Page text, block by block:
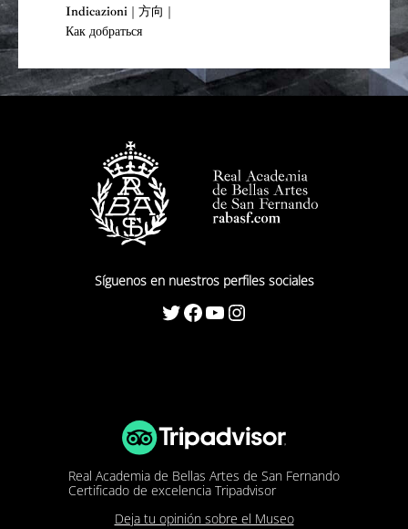
Indicazioni | 方向 |
Как добраться
Síguenos en nuestros perfiles sociales
Twitter Facebook YouTube Instagram
Real Academia de Bellas Artes de San Fernando
Certificado de excelencia Tripadvisor
Deja tu opinión sobre el Museo